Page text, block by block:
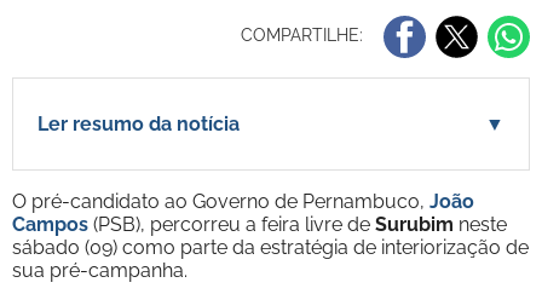
COMPARTILHE:
Ler resumo da notícia ▼
O pré-candidato ao Governo de Pernambuco, João
Campos (PSB), percorreu a feira livre de Surubim neste
sábado (09) como parte da estratégia de interiorização de
sua pré-campanha.